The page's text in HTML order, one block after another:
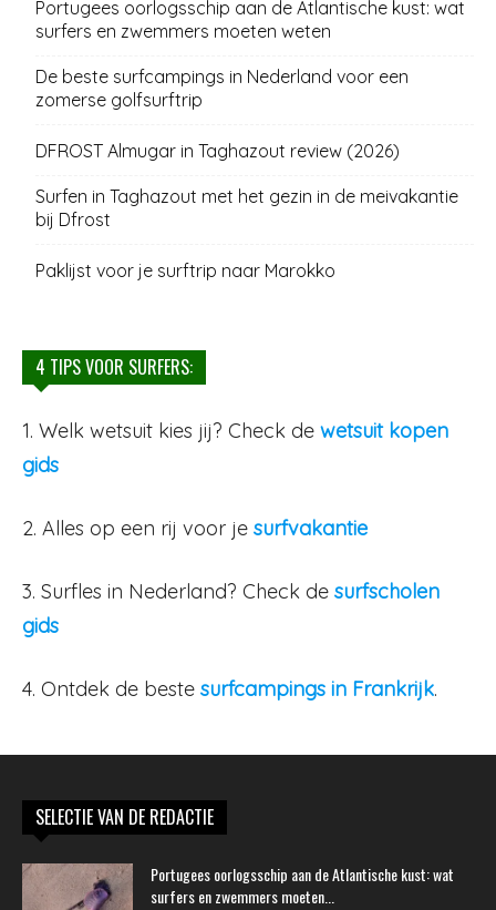
Portugees oorlogsschip aan de Atlantische kust: wat
surfers en zwemmers moeten weten
De beste surfcampings in Nederland voor een
zomerse golfsurftrip
DFROST Almugar in Taghazout review (2026)
Surfen in Taghazout met het gezin in de meivakantie
bij Dfrost
Paklijst voor je surftrip naar Marokko
4 TIPS VOOR SURFERS:
1. Welk wetsuit kies jij? Check de wetsuit kopen
gids
2. Alles op een rij voor je surfvakantie
3. Surfles in Nederland? Check de surfscholen
gids
4. Ontdek de beste surfcampings in Frankrijk.
SELECTIE VAN DE REDACTIE
Portugees oorlogsschip aan de Atlantische kust: wat
surfers en zwemmers moeten...